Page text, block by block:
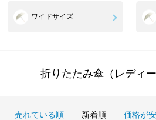
ワイドサイズ
折りたたみ傘（レディ
売れている順 新着順 価格が